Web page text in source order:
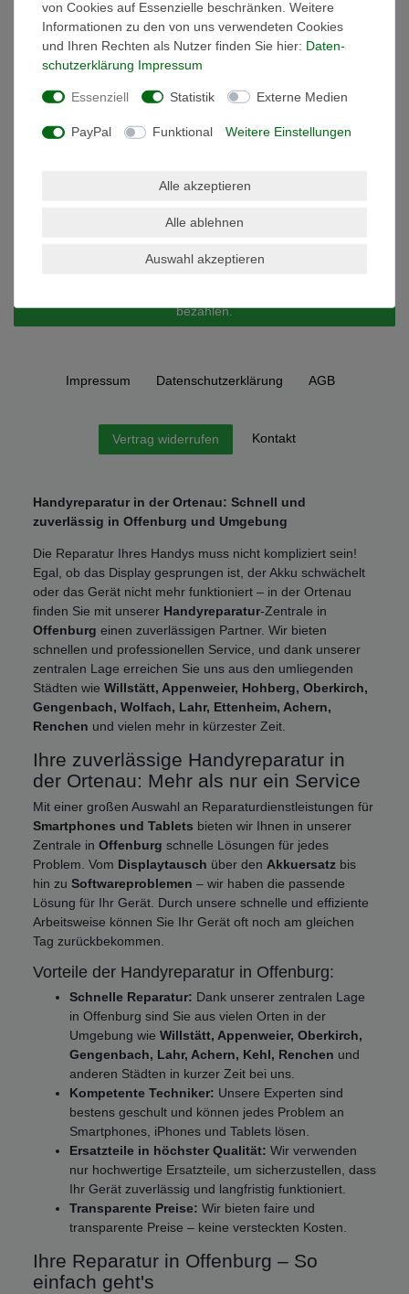
eine Rechnung von uns erhalten?
bezahlen.
Impressum Daten­schutz­erklärung AGB
Vertrag widerrufen Kontakt
Handyreparatur in der Ortenau: Schnell und
zuverlässig in Offenburg und Umgebung
Die Reparatur Ihres Handys muss nicht kompliziert sein!
Egal, ob das Display gesprungen ist, der Akku schwächelt
oder das Gerät nicht mehr funktioniert – in der Ortenau
finden Sie mit unserer Handyreparatur-Zentrale in
Offenburg einen zuverlässigen Partner. Wir bieten
schnellen und professionellen Service, und dank unserer
zentralen Lage erreichen Sie uns aus den umliegenden
Städten wie Willstätt, Appenweier, Hohberg, Oberkirch,
Gengenbach, Wolfach, Lahr, Ettenheim, Achern,
Renchen und vielen mehr in kürzester Zeit.
Ihre zuverlässige Handyreparatur in
der Ortenau: Mehr als nur ein Service
Mit einer großen Auswahl an Reparaturdienstleistungen für
Smartphones und Tablets bieten wir Ihnen in unserer
Zentrale in Offenburg schnelle Lösungen für jedes
Problem. Vom Displaytausch über den Akkuersatz bis
hin zu Softwareproblemen – wir haben die passende
Lösung für Ihr Gerät. Durch unsere schnelle und effiziente
Arbeitsweise können Sie Ihr Gerät oft noch am gleichen
Tag zurückbekommen.
Vorteile der Handyreparatur in Offenburg:
Schnelle Reparatur: Dank unserer zentralen Lage
in Offenburg sind Sie aus vielen Orten in der
Umgebung wie Willstätt, Appenweier, Oberkirch,
Gengenbach, Lahr, Achern, Kehl, Renchen und
anderen Städten in kurzer Zeit bei uns.
Kompetente Techniker: Unsere Experten sind
bestens geschult und können jedes Problem an
Smartphones, iPhones und Tablets lösen.
Ersatzteile in höchster Qualität: Wir verwenden
nur hochwertige Ersatzteile, um sicherzustellen, dass
Ihr Gerät zuverlässig und langfristig funktioniert.
Transparente Preise: Wir bieten faire und
transparente Preise – keine versteckten Kosten.
Ihre Reparatur in Offenburg – So
einfach geht's
von Cookies auf Essenzielle beschränken. Weitere
Informationen zu den von uns verwendeten Cookies
und Ihren Rechten als Nutzer finden Sie hier: Daten­
schutz­erklärung Impressum
Essenziell Statistik Externe Medien
PayPal Funktional Weitere Einstellungen
Alle akzeptieren
Alle ablehnen
Auswahl akzeptieren